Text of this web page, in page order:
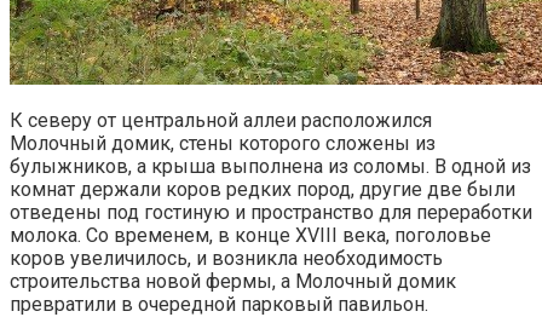
К северу от центральной аллеи расположился
Молочный домик, стены которого сложены из
булыжников, а крыша выполнена из соломы. В одной из
комнат держали коров редких пород, другие две были
отведены под гостиную и пространство для переработки
молока. Со временем, в конце XVIII века, поголовье
коров увеличилось, и возникла необходимость
строительства новой фермы, а Молочный домик
превратили в очередной парковый павильон.